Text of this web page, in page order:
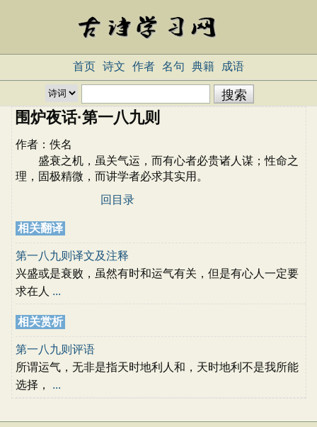
首页 诗文 作者 名句 典籍 成语
围炉夜话·第一八九则
作者： 佚名
盛衰之机，虽关气运，而有心者必贵诸人谋；性命之
理，固极精微，而讲学者必求其实用。
回目录
相关翻译
第一八九则译文及注释
兴盛或是衰败，虽然有时和运气有关，但是有心人一定要
求在人 ...
相关赏析
第一八九则评语
所谓运气，无非是指天时地利人和，天时地利不是我所能
选择， ...